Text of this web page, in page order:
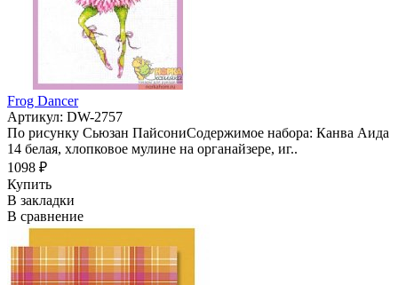
Frog Dancer
Артикул: DW-2757
По рисунку Сьюзан ПайсониСодержимое набора: Канва Аида
14 белая, хлопковое мулине на органайзере, иг..
1098 ₽
Купить
В закладки
В сравнение